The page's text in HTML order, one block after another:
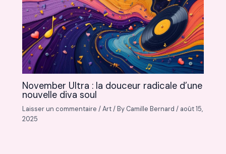
November Ultra : la douceur radicale d’une
nouvelle diva soul
Laisser un commentaire /Art/ By Camille Bernard/ août 15,
2025